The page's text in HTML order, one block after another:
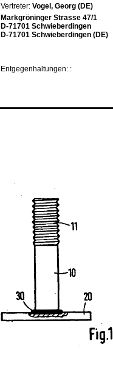
Vertreter: Vogel, Georg (DE)
Markgröninger Strasse 47/1
D-71701 Schwieberdingen
D-71701 Schwieberdingen (DE)
Entgegenhaltungen: :